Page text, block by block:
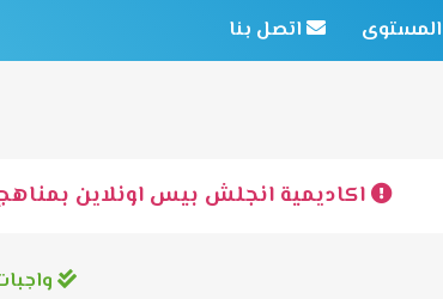
اتصل بنا
اكاديمية انجلش بيس اونلاين بمناهج